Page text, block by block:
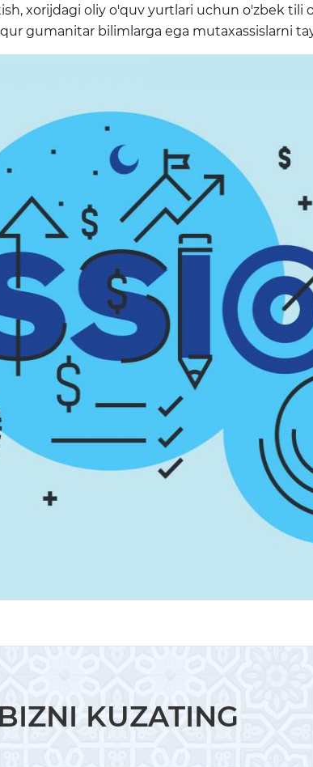
xorijdagi oliy o'quv yurtlari uchun o'zbek tili
gumanitar bilimlarga ega mutaxassislarni
BIZNI KUZATING